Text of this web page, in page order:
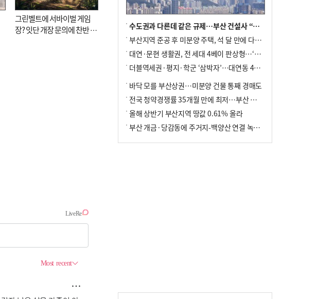
그린벨트에 서바이벌 게임
장? 잇단 개장 문의에 찬반 논
수도권과 다른데 같은 규제…부산 건설사 “쓰러지기 직전”
부산지역 준공 후 미분양 주택, 석 달 만에 다시 3000가구 넘어서
대연·문현 생활권, 전 세대 4베이 판상형…‘더샵 트리센트’ 내달 분양
더블역세권·평지·학군 ‘삼박자’…대연동 42층 브랜드 단지
바닥 모를 부산상권…미분양 건물 통째 경매도
전국 청약경쟁률 35개월 만에 최저…부산 미분양 ‘적체’ 심화
올해 상반기 부산지역 땅값 0.61% 올라
부산 개금·당감동에 주거지-백양산 연결 녹지 조성